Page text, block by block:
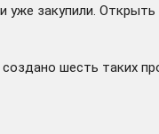
закупили.
шесть таких